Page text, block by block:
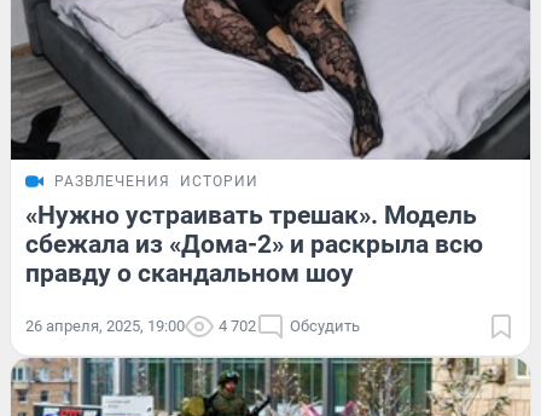
РАЗВЛЕЧЕНИЯ ИСТОРИИ
«Нужно устраивать трешак». Модель
сбежала из «Дома-2» и раскрыла всю
правду о скандальном шоу
26 апреля, 2025, 19:00 4 702 Обсудить